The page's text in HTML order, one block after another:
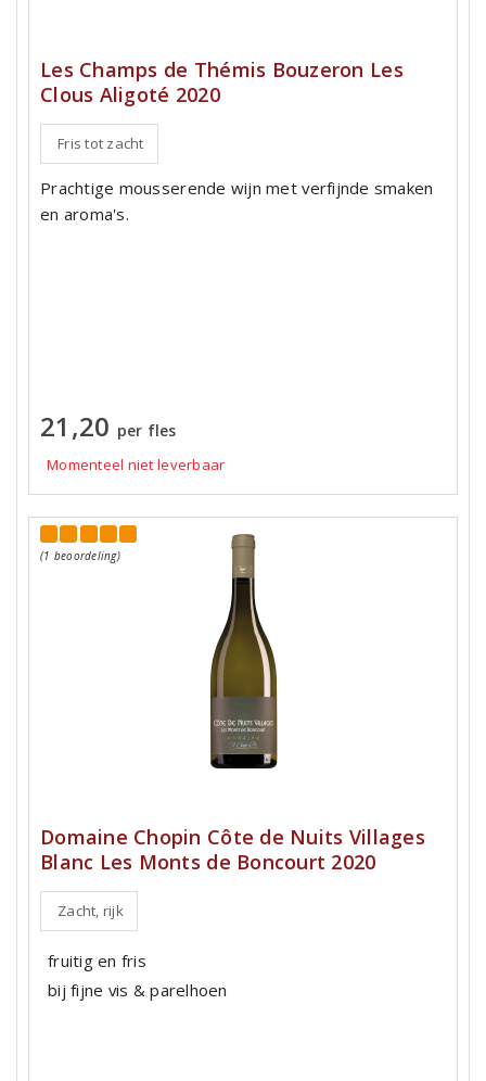
Les Champs de Thémis Bouzeron Les
Clous Aligoté 2020
Fris tot zacht
Prachtige mousserende wijn met verfijnde smaken
en aroma's.
21,20 per fles
Momenteel niet leverbaar
(1 beoordeling)
Domaine Chopin Côte de Nuits Villages
Blanc Les Monts de Boncourt 2020
Zacht, rijk
fruitig en fris
bij fijne vis & parelhoen